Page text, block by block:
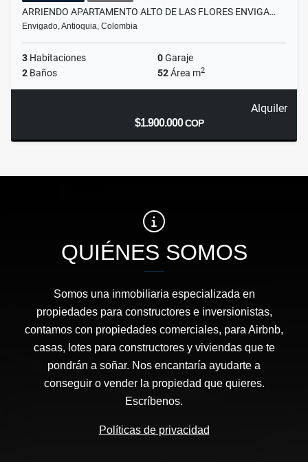
ARRIENDO APARTAMENTO ALTO DE LAS FLORES ENVIGA…
Envigado, Antioquia, Colombia
3 Habitaciones 0Garaje
2 Baños 52Área m2
Alquiler
$1.900.000COP
QUIÉNES SOMOS
Somos una inmobiliaria especializada en
propiedades para constructores e inversionistas,
contamos con propiedades comerciales, para Airbnb,
casas, lotes para constructores y viviendas que te
pondrán a soñar. Nos encantaría ayudarte a
conseguir o vender la propiedad que quieres.
Escríbenos.
Políticas de privacidad